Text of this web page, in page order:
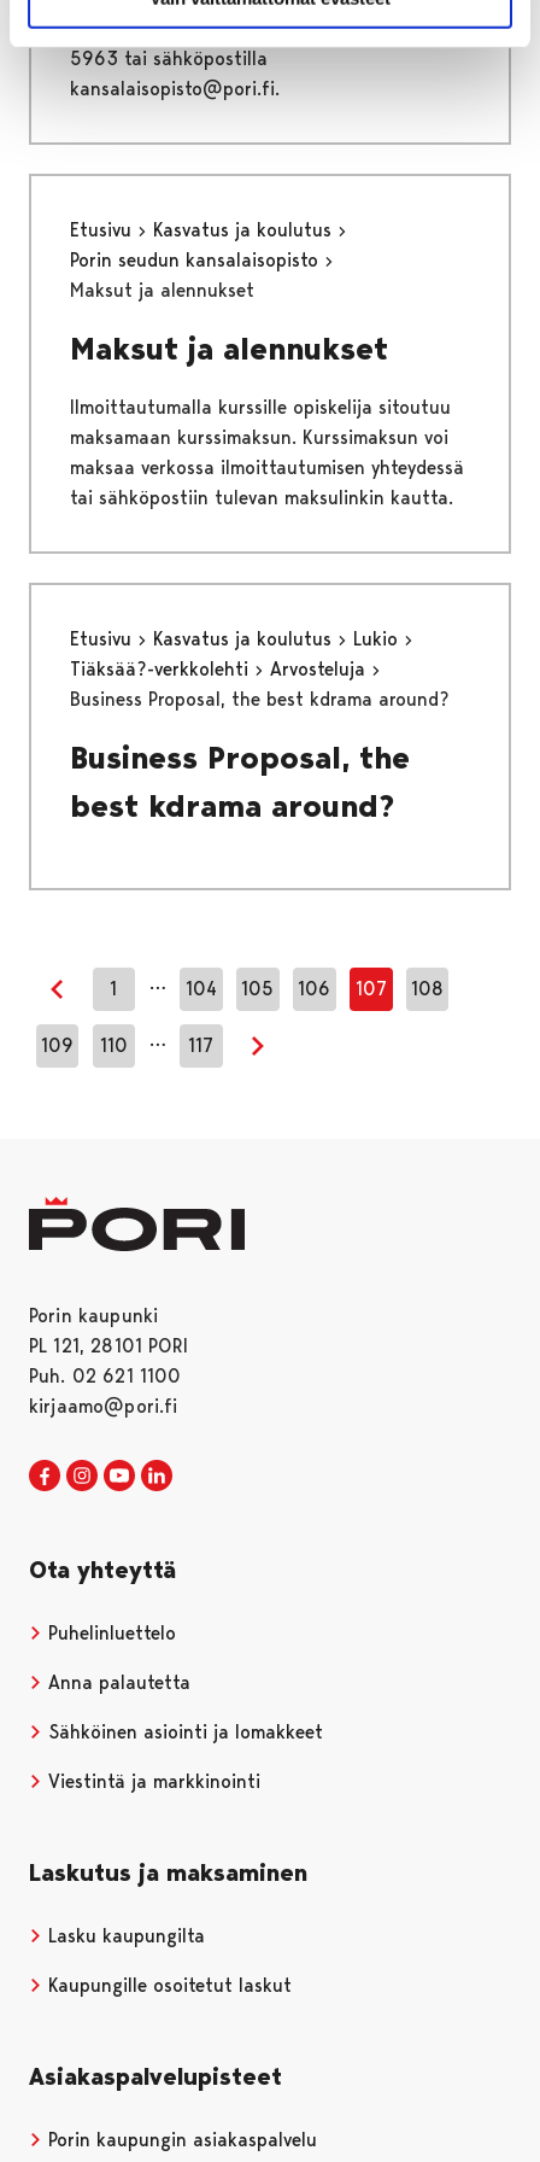
arkisin kello 10-16 puhelimitse puh. 02 621
5963 tai sähköpostilla
kansalaisopisto@pori.fi.
Etusivu
Kasvatus ja koulutus
Porin seudun kansalaisopisto
Maksut ja alennukset
Maksut ja alennukset
Ilmoittautumalla kurssille opiskelija sitoutuu
maksamaan kurssimaksun. Kurssimaksun voi
maksaa verkossa ilmoittautumisen yhteydessä
tai sähköpostiin tulevan maksulinkin kautta.
Etusivu Kasvatus ja koulutus
Lukio
Tiäksää?-verkkolehti
Arvosteluja
Business Proposal, the best kdrama around?
Business Proposal, the
best kdrama around?
Edellinen sivu
1 … 104 105 106 107 108
109 110 … 117
Seuraava sivu
Porin kaupunki
PL 121, 28101 PORI
Puh. 02 621 1100
kirjaamo@pori.fi
Porin kaupunki Facebookissa
Avautuu uudessa välilehdessä
Porin kaupunki Instagramissa
Avautuu uudessa välilehdessä
Porin kaupunki Youtubessa
Avautuu uudessa välilehdessä
Ota yhteyttä
Puhelinluettelo
Anna palautetta
Sähköinen asiointi ja lomakkeet
Viestintä ja markkinointi
Laskutus ja maksaminen
Lasku kaupungilta
Kaupungille osoitetut laskut
Asiakaspalvelupisteet
Porin kaupungin asiakaspalvelu